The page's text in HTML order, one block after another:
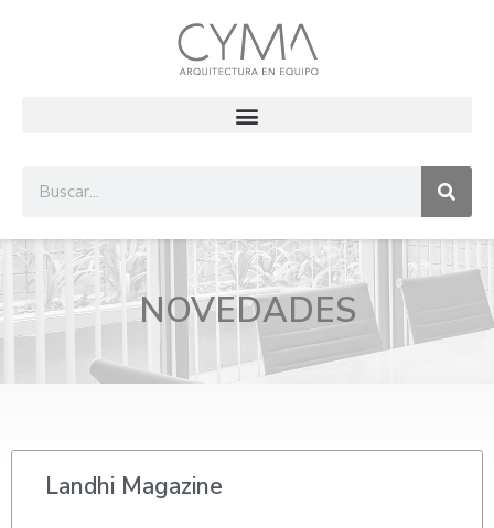
NOVEDADES
Landhi Magazine